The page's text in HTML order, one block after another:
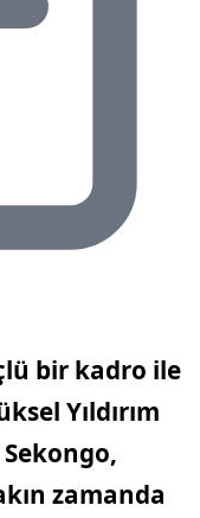
bir kadro ile
Yıldırım
zamanda